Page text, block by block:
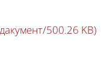
500.26 KB)